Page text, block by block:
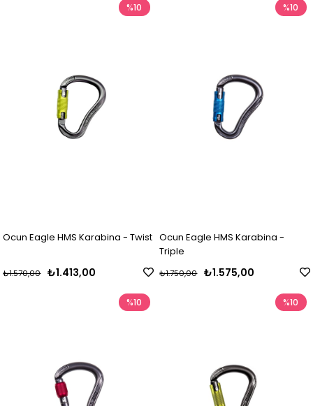
Ocun Eagle HMS Karabina - Twist
₺1.413,00
₺1.570,00
%10
Ocun Eagle HMS Karabina -
Triple
₺1.575,00
₺1.750,00
%10
%10 %10